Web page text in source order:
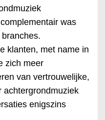
was
klanten, met name in
zich meer
van vertrouwelijke,
achtergrondmuziek
enigszins